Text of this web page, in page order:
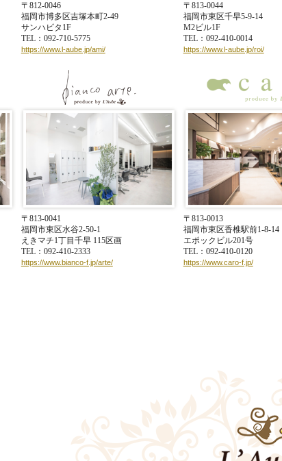
〒812-0046
福岡市博多区吉塚本町2-49
サンハビタ1F
TEL：092-710-5775
https://www.l-aube.jp/ami/
〒813-0044
福岡市東区千早5-9-14
M2ビル1F
TEL：092-410-0014
https://www.l-aube.jp/roi/
〒813-0041
福岡市東区水谷2-50-1
えきマチ1丁目千早 115区画
TEL：092-410-2333
https://www.bianco-f.jp/arte/
〒813-0013
福岡市東区香椎駅前1-8-14
エポックビル201号
TEL：092-410-0120
https://www.caro-f.jp/